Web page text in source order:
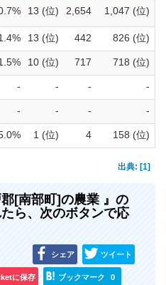
13 (位) 2,654 1,047 (位)
13 (位) 442 826 (位)
10 (位) 717 718 (位)
- - - -
- - - -
1 (位) 4 158 (位)
出典: [1]
[南部町]の農業 』の
ら、次のボタンで応
シェア ツイート
に保存 ブックマーク 0